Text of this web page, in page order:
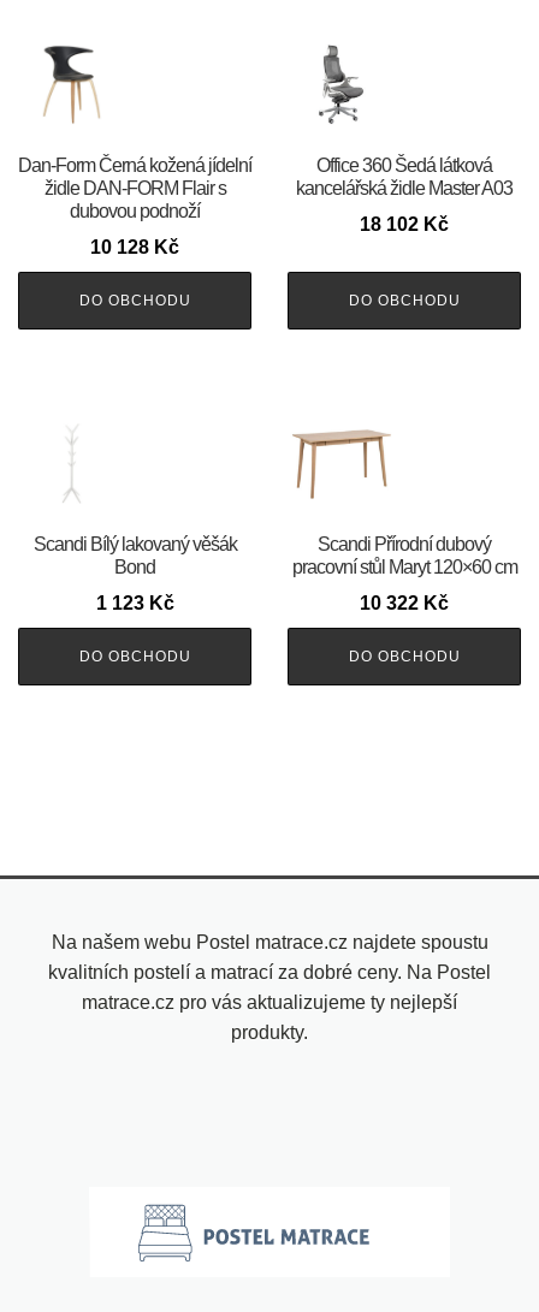
​​​​​Dan-Form Černá kožená jídelní
židle DAN-FORM Flair s
dubovou podnoží
10 128 Kč
DO OBCHODU
Office 360 Šedá látková
kancelářská židle Master A03
18 102 Kč
DO OBCHODU
Scandi Bílý lakovaný věšák
Bond
1 123 Kč
DO OBCHODU
Scandi Přírodní dubový
pracovní stůl Maryt 120×60 cm
10 322 Kč
DO OBCHODU
Na našem webu Postel matrace.cz najdete spoustu
kvalitních postelí a matrací za dobré ceny. Na Postel
matrace.cz pro vás aktualizujeme ty nejlepší
produkty.